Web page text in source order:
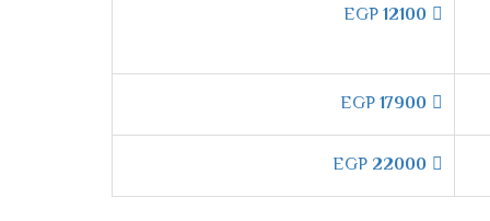
درجة من الهواء بشكل تدريجى ليكون مناسب
12100
17900
22000